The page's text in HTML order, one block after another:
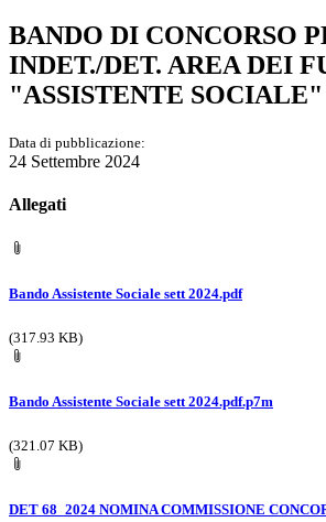
BANDO DI CONCORSO
INDET./DET. AREA DEI
"ASSISTENTE SOCIALE"
Data di pubblicazione:
24 Settembre 2024
Allegati
Bando Assistente Sociale sett 2024.pdf
(317.93 KB)
Bando Assistente Sociale sett 2024.pdf.p7m
(321.07 KB)
DET 68_2024 NOMINA COMMISSIONE